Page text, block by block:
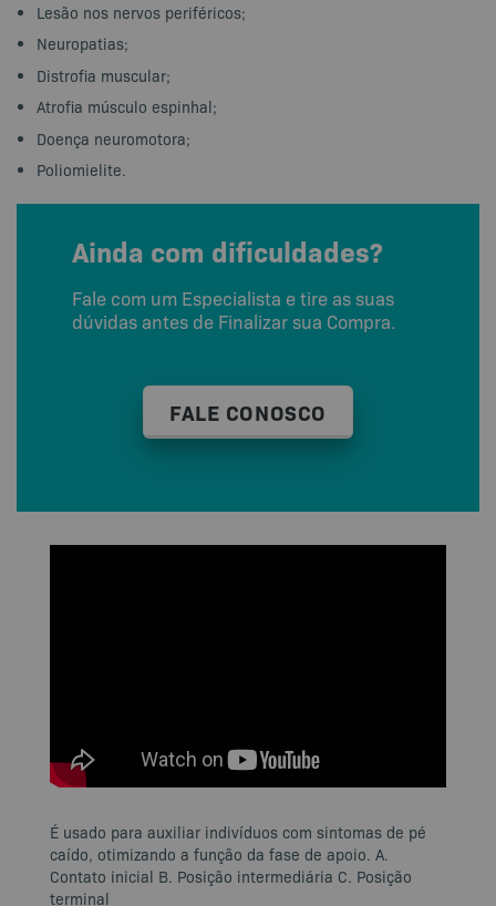
Lesão nos nervos periféricos;
Neuropatias;
Distrofia muscular;
Atrofia músculo espinhal;
Doença neuromotora;
Poliomielite.
Ainda com dificuldades?
Fale com um Especialista e tire as suas
dúvidas antes de Finalizar sua Compra.
FALE CONOSCO
É usado para auxiliar indivíduos com sintomas de pé
caído, otimizando a função da fase de apoio. A.
Contato inicial B. Posição intermediária C. Posição
terminal​​